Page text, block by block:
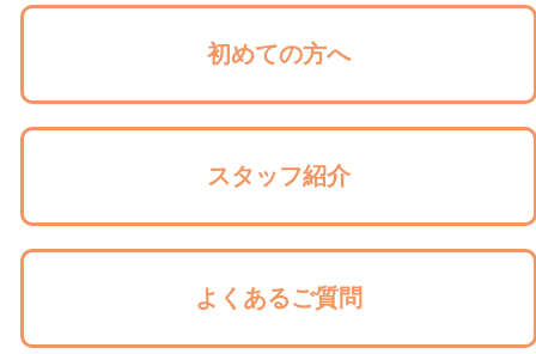
初めての方へ
スタッフ紹介
よくあるご質問